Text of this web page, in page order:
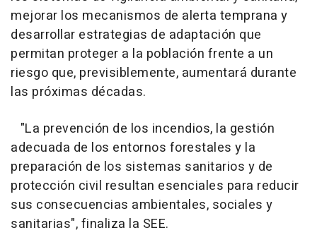
mejorar los mecanismos de alerta temprana y
desarrollar estrategias de adaptación que
permitan proteger a la población frente a un
riesgo que, previsiblemente, aumentará durante
las próximas décadas.
"La prevención de los incendios, la gestión
adecuada de los entornos forestales y la
preparación de los sistemas sanitarios y de
protección civil resultan esenciales para reducir
sus consecuencias ambientales, sociales y
sanitarias", finaliza la SEE.